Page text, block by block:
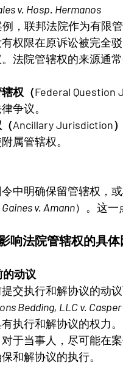
v. Hosp. Hermanos
例，联邦法院作为有限
权限在原诉讼被完全
法院管辖权的来源通
权（Federal Question
争议。
Ancillary Jurisdiction）
属管辖权。
中明确保留管辖权，
Gaines v. Amann）。这一
响法院管辖权的具
的动议
交执行和解协议的动
Bedding, LLC v.
执行和解协议的权力。
于当事人，尽可能在
和解协议的执行。